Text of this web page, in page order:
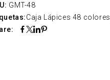
GMT-48
Caja Lápices 48 colores